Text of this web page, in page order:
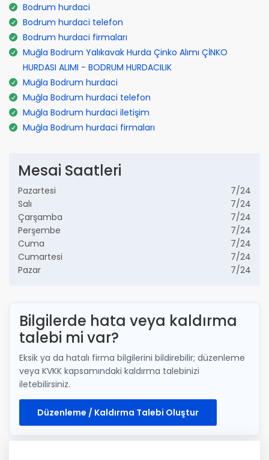
Bodrum hurdaci
Bodrum hurdaci telefon
Bodrum hurdaci firmaları
Muğla Bodrum Yalıkavak Hurda Çinko Alımı ÇİNKO
HURDASI ALIMI - BODRUM HURDACILIK
Muğla Bodrum hurdaci
Muğla Bodrum hurdaci telefon
Muğla Bodrum hurdaci iletişim
Muğla Bodrum hurdaci firmaları
Mesai Saatleri
Pazartesi
7/24
Salı
7/24
Çarşamba
7/24
Perşembe
7/24
Cuma
7/24
Cumartesi
7/24
Pazar
7/24
Bilgilerde hata veya kaldırma
talebi mi var?
Eksik ya da hatalı firma bilgilerini bildirebilir; düzenleme
veya KVKK kapsamındaki kaldırma talebinizi
iletebilirsiniz.
Düzenleme / Kaldırma Talebi Oluştur